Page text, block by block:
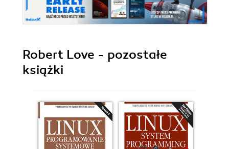
Robert Love - pozostałe
książki